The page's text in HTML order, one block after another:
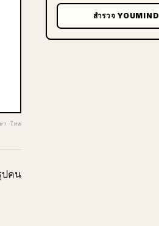
า ไทย
ปคน
สำรวจ YOUMIND